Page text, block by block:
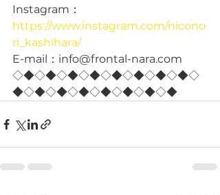
Instagram：
https://www.instagram.com/nicono
ri_kashihara/
E-mail：info@frontal-nara.com
◇◆◇◆◇◆◇◆◇◆◇◆◇◆◇◆◇
◆◇◆◇◆◇◆◇◆◇◆◇◆◇◆